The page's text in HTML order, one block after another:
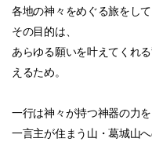
各地の神々をめぐる旅をして
その目的は、
あらゆる願いを叶えてくれ
えるため。
一行は神々が持つ神器の力を
一言主が住まう山・葛城山